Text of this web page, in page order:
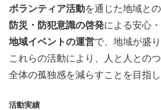
ボランティア活動を通じた地域と
防災・防犯意識の啓発による安心
地域イベントの運営で、地域が盛
これらの活動により、人と人との
全体の孤独感を減らすことを目指し
活動実績